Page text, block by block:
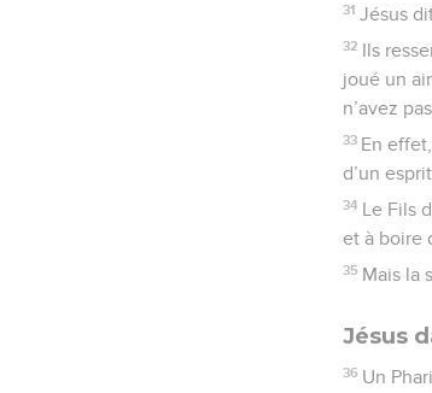
31 Jésus
32 Ils
joué un
n’avez
33 En
d’un
34 Le Fils
et à boire
35 Mais la
Jésus
36 Un